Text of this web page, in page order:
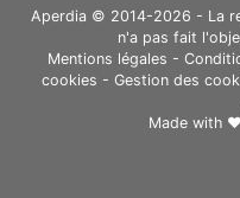
Aperdia © 2014-2026 - La
n'a pas fait
Mentions légales -
cookies - Gestion des
Made with